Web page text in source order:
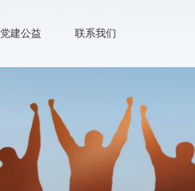
党建公益 联系我们